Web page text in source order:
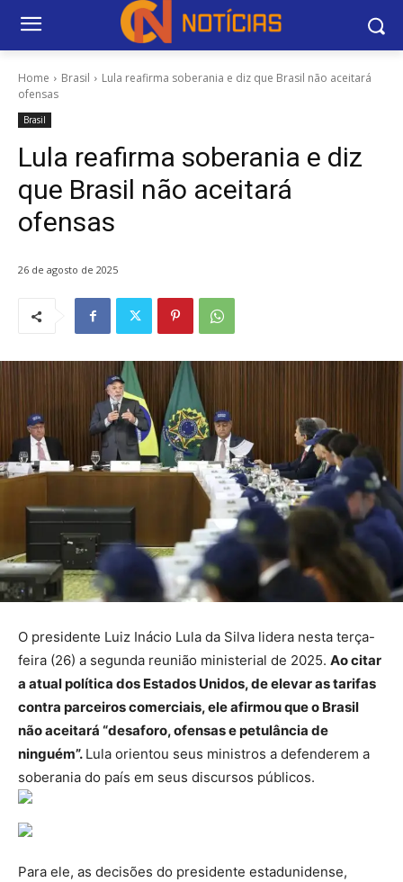
Home Brasil
Lula reafirma soberania e diz que Brasil não aceitará
ofensas
Brasil
Lula reafirma soberania e diz
que Brasil não aceitará
ofensas
26 de agosto de 2025
O presidente Luiz Inácio Lula da Silva lidera nesta terça-
feira (26) a segunda reunião ministerial de 2025. Ao citar
a atual política dos Estados Unidos, de elevar as tarifas
contra parceiros comerciais, ele afirmou que o Brasil
não aceitará “desaforo, ofensas e petulância de
ninguém”. Lula orientou seus ministros a defenderem a
soberania do país em seus discursos públicos.
Para ele, as decisões do presidente estadunidense,